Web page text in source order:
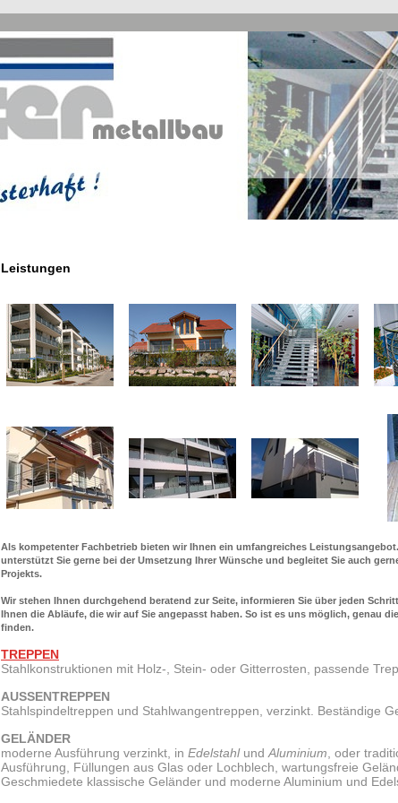
Leistungen
Als kompetenter Fachbetrieb bieten wir Ihnen ein umfangreiches
unterstützt Sie gerne bei der Umsetzung Ihrer Wünsche und begleitet Sie auch
Projekts.
Wir stehen Ihnen durchgehend beratend zur Seite, informieren Sie über jeden
Ihnen die Abläufe, die wir auf Sie angepasst haben. So ist es uns möglich, genau
finden.
TREPPEN
Stahlkonstruktionen mit Holz-, Stein- oder Gitterrosten, passende
AUSSENTREPPEN
Stahlspindeltreppen und Stahlwangentreppen, verzinkt. Beständige
GELÄNDER
moderne Ausführung verzinkt, in Edelstahlund Aluminium , oder
Ausführung,
Füllungen aus Glas oder Lochblech, wartungsfreie
Geschmiedete klassische Geländer und moderne Aluminium und